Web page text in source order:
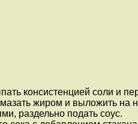
консистенцией соли и
жиром и выложить
раздельно подать соус.